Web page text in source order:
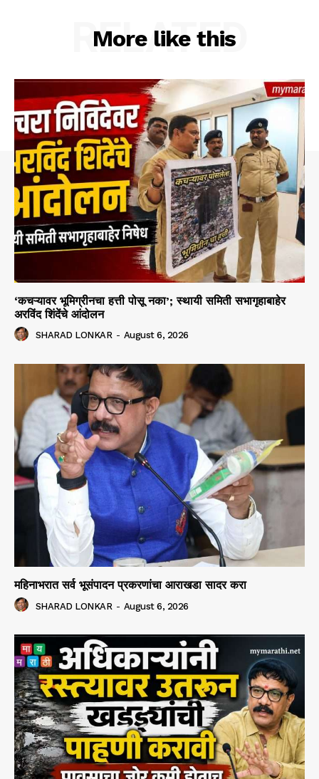
More like this
RELATED
‘कचऱ्यावर भूमिग्रीनचा हत्ती पोसू नका’; स्थायी समिती सभागृहाबाहेर
अरविंद शिंदेंचे आंदोलन
SHARAD LONKAR - August 6, 2026
महिनाभरात सर्व भूसंपादन प्रकरणांचा आराखडा सादर करा
SHARAD LONKAR - August 6, 2026